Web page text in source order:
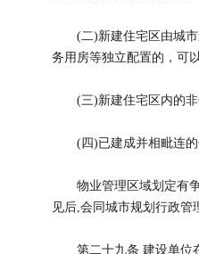
(二)新建住宅区由城市
务用房等独立配置的，可
(三)新建住宅区内的非
(四)已建成并相毗连的
物业管理区域划定有争
见后,会同城市规划行政管
第二十九条 建设单位在